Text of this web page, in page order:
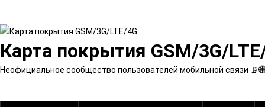
содержимому
Карта покрытия GSM/3G/
Неофициальное сообщество пользователей мобильной связи